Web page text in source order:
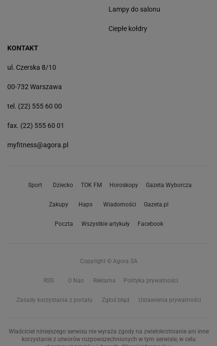
Lampy do salonu
Ciepłe kołdry
KONTAKT
ul. Czerska 8/10
00-732 Warszawa
tel. (22) 555 60 00
fax. (22) 555 60 01
myfitness@agora.pl
Sport Dziecko TOK FM Horoskopy Gazeta Wyborcza
Zakupy Haps Wiadomości Gazeta.pl
Poczta Wszystkie artykuły Facebook
Copyright © Agora SA
RSS O Nas Reklama Polityka prywatności
Zasady korzystania z portalu Zgłoś błąd Ustawienia prywatności
Właściciel niniejszego serwisu nie wyraża zgody na zwielokrotnianie ani inne
korzystanie z utworów rozpowszechnionych w tym serwisie, w celu